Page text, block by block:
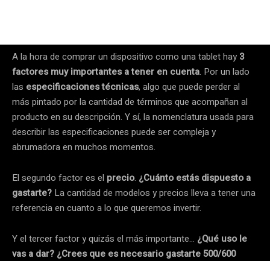
A la hora de comprar un dispositivo como una tablet hay 3
factores muy importantes a tener en cuenta. Por un lado
las especificaciones técnicas, algo que puede perder al
más pintado por la cantidad de términos que acompañan al
producto en su descripción. Y sí, la nomenclatura usada para
describir las especificaciones puede ser compleja y
abrumadora en muchos momentos.
El segundo factor es el precio. ¿Cuánto estás dispuesto a
gastarte? La cantidad de modelos y precios lleva a tener una
referencia en cuanto a lo que queremos invertir.
Y el tercer factor y quizás el más importante… ¿Qué uso le
vas a dar? ¿Crees que es necesario gastarte 500/600